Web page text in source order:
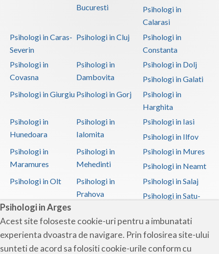
Psihologi in Arges
Acest site foloseste cookie-uri pentru a imbunatati
experienta dvoastra de navigare. Prin folosirea site-ului
sunteti de acord sa folositi cookie-urile conform cu
Bucuresti
Psihologi in
Calarasi
Psihologi in Caras-
Severin
Psihologi in Cluj
Psihologi in
Constanta
Psihologi in
Covasna
Psihologi in
Dambovita
Psihologi in Dolj
Psihologi in Galati
Psihologi in Giurgiu Psihologi in Gorj
Psihologi in
Harghita
Psihologi in
Hunedoara
Psihologi in
Ialomita
Psihologi in Iasi
Psihologi in Ilfov
Psihologi in
Maramures
Psihologi in
Mehedinti
Psihologi in Mures
Psihologi in Neamt
Psihologi in Olt
Psihologi in
Prahova
Psihologi in Salaj
Psihologi in Satu-
Psihologi in Sibiu
Psihologi in
Suceava
Psihologi in
Teleorman
Psihologi in Timis
Psihologi in Tulcea Psihologi in Valcea